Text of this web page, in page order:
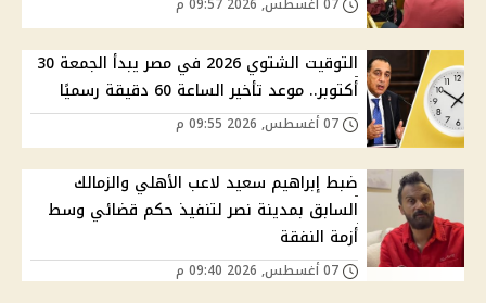
التوقيت الشتوي 2026 في مصر يبدأ الجمعة 30
أكتوبر.. موعد تأخير الساعة 60 دقيقة رسميًا
ضبط إبراهيم سعيد لاعب الأهلي والزمالك
السابق بمدينة نصر لتنفيذ حكم قضائي وسط
أزمة النفقة